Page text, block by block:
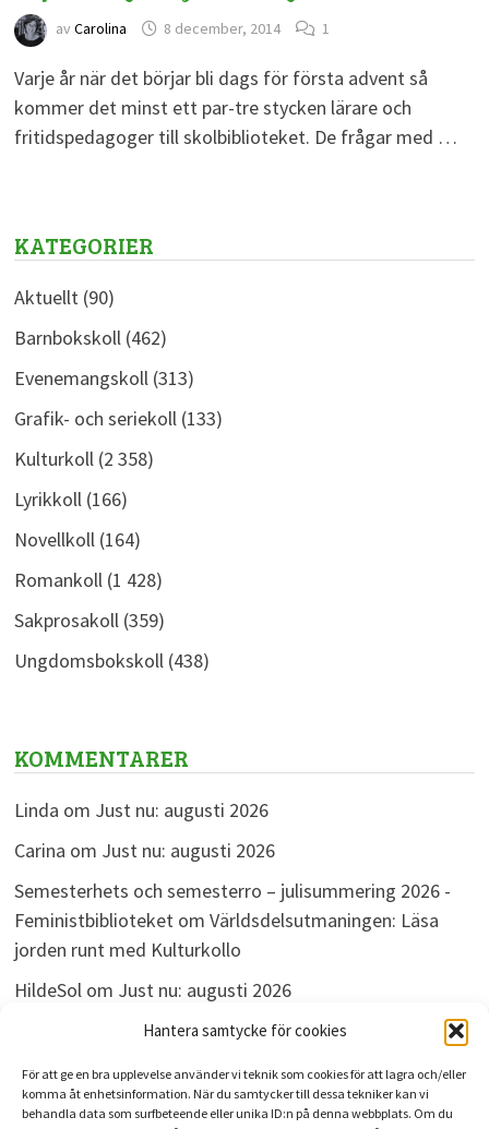
Hantera samtycke för cookies
För att ge en bra upplevelse använder vi teknik som cookies för att lagra och/eller
komma åt enhetsinformation. När du samtycker till dessa tekniker kan vi
behandla data som surfbeteende eller unika ID:n på denna webbplats. Om du
av Carolina 8 december, 2014 1
Varje år när det börjar bli dags för första advent så
kommer det minst ett par-tre stycken lärare och
fritidspedagoger till skolbiblioteket. De frågar med …
KATEGORIER
Aktuellt(90)
Barnbokskoll(462)
Evenemangskoll(313)
Grafik- och seriekoll(133)
Kulturkoll(2 358)
Lyrikkoll(166)
Novellkoll(164)
Romankoll(1 428)
Sakprosakoll(359)
Ungdomsbokskoll(438)
KOMMENTARER
Linda om Just nu: augusti 2026
Carina om Just nu: augusti 2026
Semesterhets och semesterro – julisummering 2026 -
Feministbiblioteketom Världsdelsutmaningen: Läsa
jorden runt med Kulturkollo
HildeSolom Just nu: augusti 2026
omJust nu: augusti 2026